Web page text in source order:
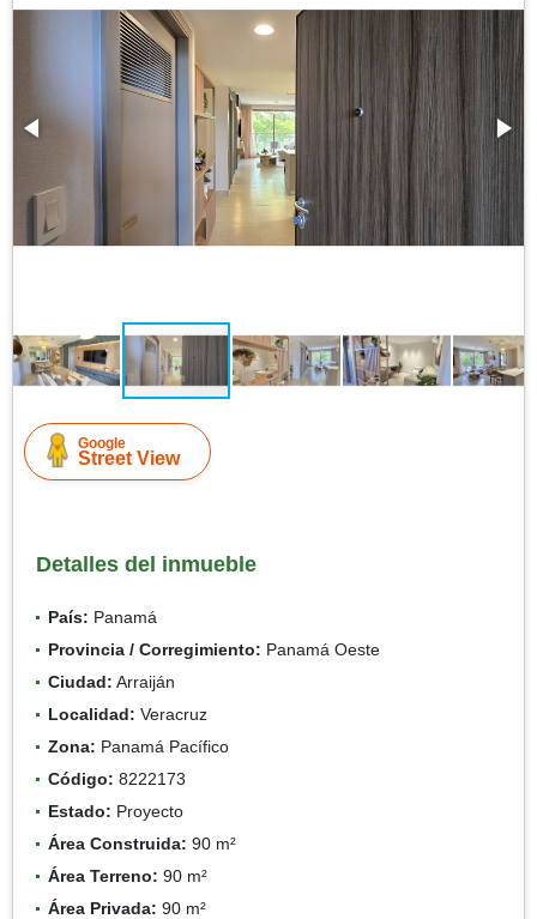
Google
Street View
Detalles del inmueble
País: Panamá
Provincia / Corregimiento: Panamá Oeste
Ciudad: Arraiján
Localidad: Veracruz
Zona: Panamá Pacífico
Código: 8222173
Estado: Proyecto
Área Construida: 90 m²
Área Terreno: 90 m²
Área Privada: 90 m²